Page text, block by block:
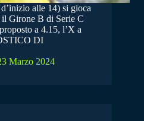
alle 14) si gioca
Girone B di Serie C
a 4.15, l’X a
DI
Marzo 2024